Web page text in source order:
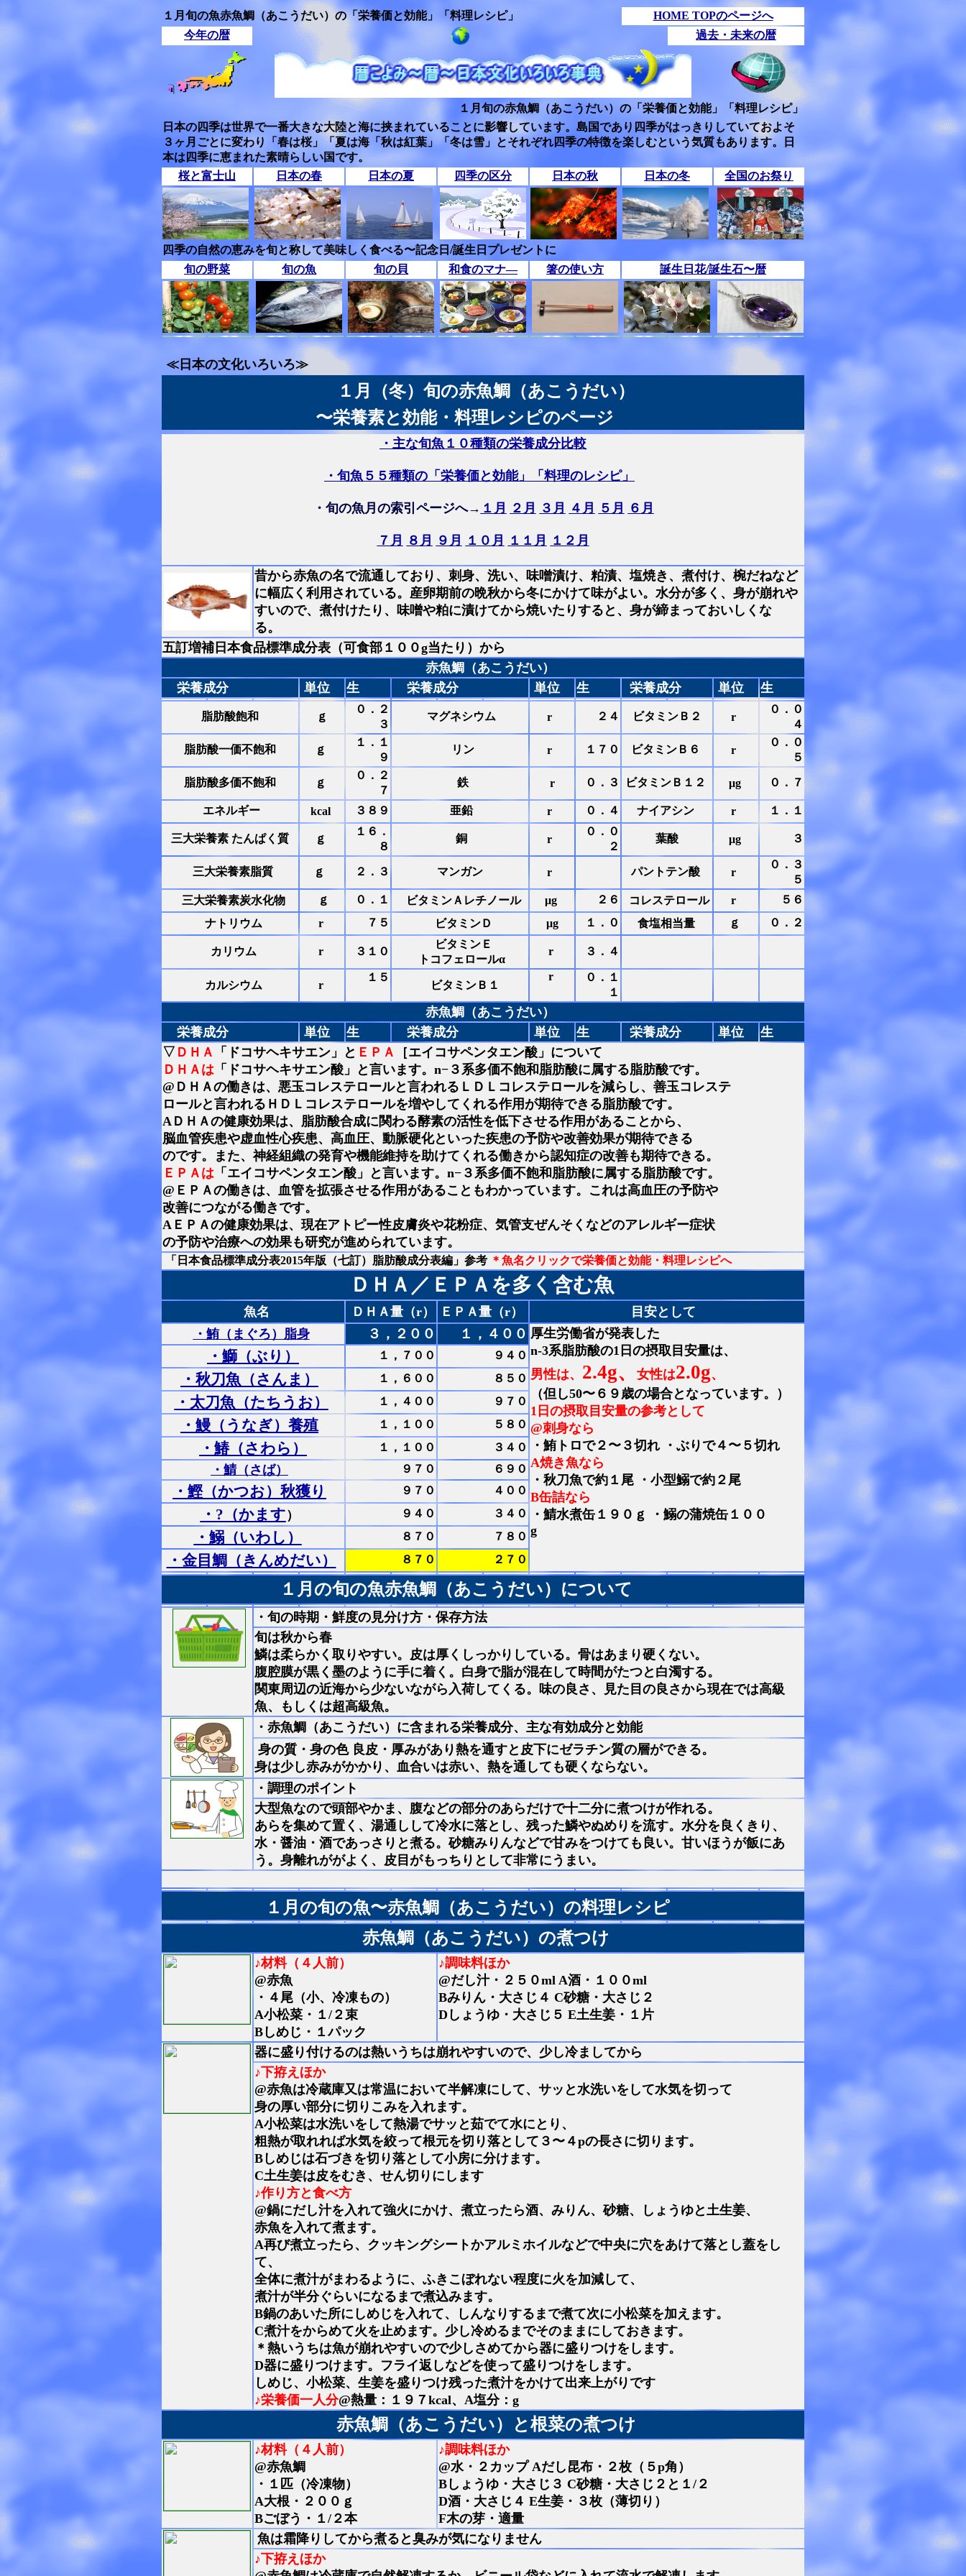
１月旬の魚赤魚鯛（あこうだい）の「栄養価と効能」「料理レシピ」
HOME TOPのページへ
今年の暦
過去・未来の暦
１月旬の赤魚鯛（あこうだい）の「栄養価と効能」「料理レシピ」
日本の四季は世界で一番大きな大陸と海に挟まれていることに影響しています。島国であり四季がはっきりしていておよそ
３ヶ月ごとに変わり「春は桜」「夏は海「秋は紅葉」「冬は雪」とそれぞれ四季の特徴を楽しむという気質もあります。日
本は四季に恵まれた素晴らしい国です。
桜と富士山
日本の春 日本の夏 四季の区分 日本の秋 日本の冬 全国のお祭り
四季の自然の恵みを旬と称して美味しく食べる〜記念日/誕生日プレゼントに
旬の野菜
旬の魚 旬の貝 和食のマナ― 箸の使い方 誕生日花/誕生石〜暦
≪日本の文化いろいろ≫
１月（冬）旬の赤魚鯛（あこうだい）
〜栄養素と効能・料理レシピのページ
・主な旬魚１０種類の栄養成分比較
・旬魚５５種類の「栄養価と効能」「料理のレシピ」
・旬の魚月の索引ページへ→ １月 ２月 ３月 ４月 ５月 ６月
７月 ８月 ９月 １０月 １１月 １２月
昔から赤魚の名で流通しており、刺身、洗い、味噌漬け、粕漬、塩焼き、煮付け、椀だねなど
に幅広く利用されている。産卵期前の晩秋から冬にかけて味がよい。水分が多く、身が崩れや
すいので、煮付けたり、味噌や粕に漬けてから焼いたりすると、身が締まっておいしくな
る。
五訂増補日本食品標準成分表（可食部１００g当たり）から
赤魚鯛（あこうだい）
栄養成分
単位 生 栄養成分 単位 生 栄養成分 単位 生
脂肪酸飽和 ｇ
０．２
３
マグネシウム r ２４ ビタミンＢ２ r
０．０
４
脂肪酸一価不飽和 ｇ
１．１
９
リン r １７０ ビタミンＢ６ r
０．０
５
脂肪酸多価不飽和 ｇ
０．２
７
鉄 r ０．３ ビタミンＢ１２ μg ０．７
エネルギー kcal ３８９ 亜鉛 r ０．４ ナイアシン r １．１
三大栄養素 たんぱく質 ｇ
１６．
８
銅 r
０．０
２
葉酸 μg ３
三大栄養素脂質 ｇ ２．３ マンガン r パントテン酸 r
０．３
５
三大栄養素炭水化物
ｇ ０．１ ビタミンＡレチノール μg ２６ コレステロール r
５６
ナトリウム
r ７５ ビタミンＤ μg １．０ 食塩相当量 ｇ ０．２
カリウム r ３１０
ビタミンＥ
トコフェロールα
r ３．４
カルシウム r
１５
ビタミンＢ１
r
０．１
１
赤魚鯛（あこうだい）
栄養成分
単位 生 栄養成分 単位 生 栄養成分 単位
生
▽ ＤＨＡ 「ドコサヘキサエン」と ＥＰＡ
［エイコサペンタエン酸」について
ＤＨＡは 「ドコサヘキサエン酸」と言います。n−３系多価不飽和脂肪酸に属する脂肪酸です。
@ＤＨＡの働きは、悪玉コレステロールと言われるＬＤＬコレステロールを減らし、善玉コレステ
ロールと言われるＨＤＬコレステロールを増やしてくれる作用が期待できる脂肪酸です。
AＤＨＡの健康効果は、脂肪酸合成に関わる酵素の活性を低下させる作用があることから、
脳血管疾患や虚血性心疾患、高血圧、動脈硬化といった疾患の予防や改善効果が期待できる
のです。また、神経組織の発育や機能維持を助けてくれる働きから認知症の改善も期待できる。
ＥＰＡは 「エイコサペンタエン酸」と言います。n−３系多価不飽和脂肪酸に属する脂肪酸です。
@ＥＰＡの働きは、血管を拡張させる作用があることもわかっています。これは高血圧の予防や
改善につながる働きです。
AＥＰＡの健康効果は、現在アトピー性皮膚炎や花粉症、気管支ぜんそくなどのアレルギー症状
の予防や治療への効果も研究が進められています。
「日本食品標準成分表2015年版（七訂）脂肪酸成分表編」参考 ＊魚名クリックで栄養価と効能・料理レシピへ
ＤＨＡ／ＥＰＡを多く含む魚
魚名 ＤＨＡ量（r） ＥＰＡ量（r）
目安として
・鮪（まぐろ）脂身
３，２００ １，４００ 厚生労働省が発表した
n-3系脂肪酸の1日の摂取目安量は、
男性は、 2.4g、 女性は2.0g、
（但し50〜６９歳の場合となっています。）
1日の摂取目安量の参考として
@刺身なら
・鮪トロで２〜３切れ ・ぶりで４〜５切れ
A焼き魚なら
・秋刀魚で約１尾 ・小型鰯で約２尾
B缶詰なら
・鯖水煮缶１９０ｇ ・鰯の蒲焼缶１００
g
・鰤（ぶり） １，７００ ９４０
・秋刀魚（さんま） １，６００ ８５０
・太刀魚（たちうお） １，４００ ９７０
・鰻（うなぎ）養殖 １，１００ ５８０
・鰆（さわら） １，１００ ３４０
・鯖（さば） ９７０ ６９０
・鰹（かつお）秋獲り ９７０ ４００
・?（かます） ９４０ ３４０
・鰯（いわし） ８７０ ７８０
・金目鯛（きんめだい） ８７０ ２７０
１月の旬の魚赤魚鯛（あこうだい）について
・旬の時期・鮮度の見分け方・保存方法
旬は秋から春
鱗は柔らかく取りやすい。皮は厚くしっかりしている。骨はあまり硬くない。
腹腔膜が黒く墨のように手に着く。白身で脂が混在して時間がたつと白濁する。
関東周辺の近海から少ないながら入荷してくる。味の良さ、見た目の良さから現在では高級
魚、もしくは超高級魚。
・赤魚鯛（あこうだい）に含まれる栄養成分、主な有効成分と効能
身の質・身の色 良皮・厚みがあり熱を通すと皮下にゼラチン質の層ができる。
身は少し赤みがかかり、血合いは赤い、熱を通しても硬くならない。
・調理のポイント
大型魚なので頭部やかま、腹などの部分のあらだけで十二分に煮つけが作れる。
あらを集めて置く、湯通しして冷水に落とし、残った鱗やぬめりを流す。水分を良くきり、
水・醤油・酒であっさりと煮る。砂糖みりんなどで甘みをつけても良い。甘いほうが飯にあ
う。身離れががよく、皮目がもっちりとして非常にうまい。
１月の旬の魚〜赤魚鯛（あこうだい）の料理レシピ
赤魚鯛（あこうだい）の煮つけ
♪材料（４人前）
@赤魚
・４尾（小、冷凍もの）
A小松菜・１/２束
Bしめじ・１パック
♪調味料ほか
@だし汁・２５０ml A酒・１００ml
Bみりん・大さじ４ C砂糖・大さじ２
Dしょうゆ・大さじ５ E土生姜・１片
器に盛り付けるのは熱いうちは崩れやすいので、少し冷ましてから
♪下拵えほか
@赤魚は冷蔵庫又は常温において半解凍にして、サッと水洗いをして水気を切って
身の厚い部分に切りこみを入れます。
A小松菜は水洗いをして熱湯でサッと茹でて水にとり、
粗熱が取れれば水気を絞って根元を切り落として３〜４pの長さに切ります。
Bしめじは石づきを切り落として小房に分けます。
C土生姜は皮をむき、せん切りにします
♪作り方と食べ方
@鍋にだし汁を入れて強火にかけ、煮立ったら酒、みりん、砂糖、しょうゆと土生姜、
赤魚を入れて煮ます。
A再び煮立ったら、クッキングシートかアルミホイルなどで中央に穴をあけて落とし蓋をし
て、
全体に煮汁がまわるように、ふきこぼれない程度に火を加減して、
煮汁が半分ぐらいになるまで煮込みます。
B鍋のあいた所にしめじを入れて、しんなりするまで煮て次に小松菜を加えます。
C煮汁をからめて火を止めます。少し冷めるまでそのままにしておきます。
＊熱いうちは魚が崩れやすいので少しさめてから器に盛りつけをします。
D器に盛りつけます。フライ返しなどを使って盛りつけをします。
しめじ、小松菜、生姜を盛りつけ残った煮汁をかけて出来上がりです
♪栄養価一人分@熱量：１９７kcal、A塩分：g
赤魚鯛（あこうだい）と根菜の煮つけ
♪材料（４人前）
@赤魚鯛
・１匹（冷凍物）
A大根・２００ｇ
Bごぼう・１/２本
♪調味料ほか
@水・２カップ Aだし昆布・２枚（５p角）
Bしょうゆ・大さじ３ C砂糖・大さじ２と１/２
D酒・大さじ４ E生姜・３枚（薄切り）
F木の芽・適量
魚は霜降りしてから煮ると臭みが気になりません
♪下拵えほか